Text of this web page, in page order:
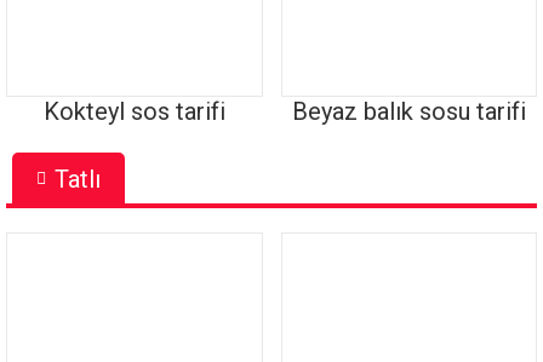
Kokteyl sos tarifi Beyaz balık sosu tarifi
Tatlı